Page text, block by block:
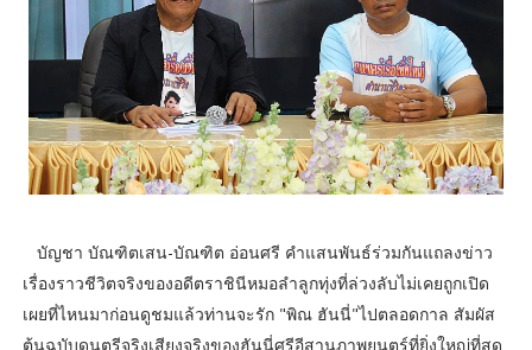
บัญชา บัณฑิตเสน-บัณฑิต อ่อนศรี คำแสนพันธ์ร่วมกันแถลงข่าว
เรื่องราวชีวิตจริงของอดีตราชินีหมอลำลูกทุ่งที่ล่วงลับไม่เคยถูกเปิด
เผยที่ไหนมาก่อนดูชมแล้วท่านจะรัก "พิณ ฮันนี่"ไปตลอดกาล สัมผัส
ต้นฉบับดนตรีจริงเสียงจริงของฮันนี่ศรีอีสานภาพยนตร์ที่ยิ่งใหญ่ที่สุด